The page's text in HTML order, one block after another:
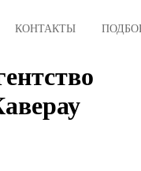
КОНТАКТЫ